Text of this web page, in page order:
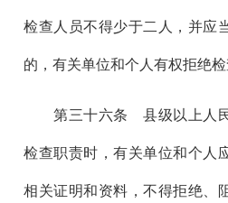
检查人员不得少于二人，并应
的，有关单位和个人有权拒绝检
第三十六条 县级以上人
检查职责时，有关单位和个人
相关证明和资料，不得拒绝、